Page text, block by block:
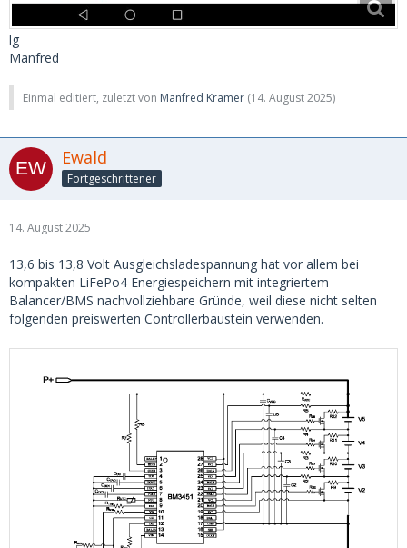
lg
Manfred
Einmal editiert, zuletzt von Manfred Kramer (14. August 2025)
Ewald
Fortgeschrittener
14. August 2025
13,6 bis 13,8 Volt Ausgleichsladespannung hat vor allem bei
kompakten LiFePo4 Energiespeichern mit integriertem
Balancer/BMS nachvollziehbare Gründe, weil diese nicht selten
folgenden preiswerten Controllerbaustein verwenden.